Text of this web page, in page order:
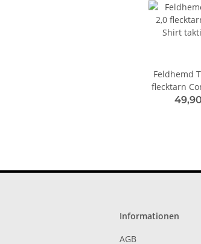
Feldhemd
flecktarn
taktisches
Informationen
AGB